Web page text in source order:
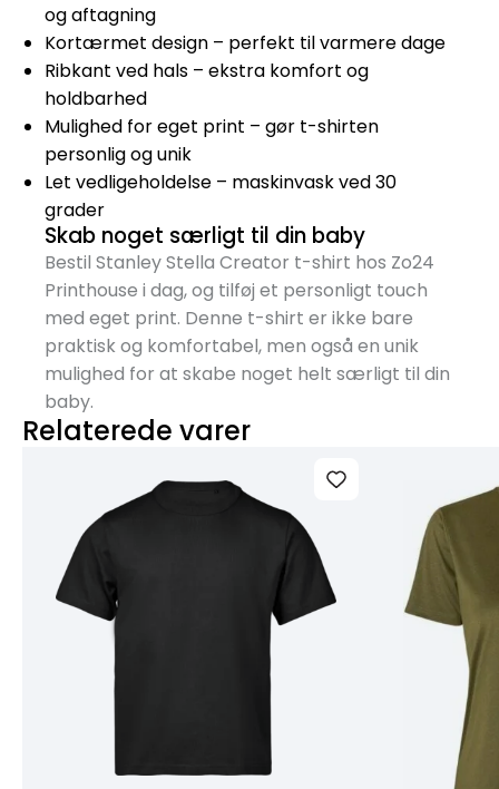
og aftagning
Kortærmet design – perfekt til varmere dage
Ribkant ved hals – ekstra komfort og
holdbarhed
Mulighed for eget print – gør t-shirten
personlig og unik
Let vedligeholdelse – maskinvask ved 30
grader
Skab noget særligt til din baby
Bestil Stanley Stella Creator t-shirt hos Zo24
Printhouse i dag, og tilføj et personligt touch
med eget print. Denne t-shirt er ikke bare
praktisk og komfortabel, men også en unik
mulighed for at skabe noget helt særligt til din
baby.
Relaterede varer